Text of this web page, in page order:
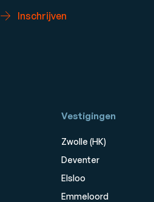
Inschrijven
Vestigingen
Zwolle (HK)
Deventer
Elsloo
Emmeloord